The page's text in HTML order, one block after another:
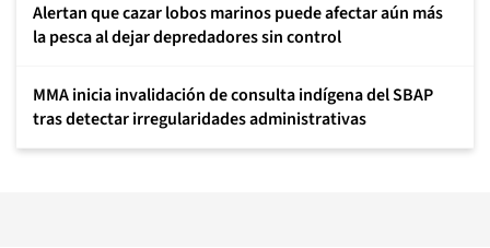
Alertan que cazar lobos marinos puede afectar aún más
la pesca al dejar depredadores sin control
MMA inicia invalidación de consulta indígena del SBAP
tras detectar irregularidades administrativas